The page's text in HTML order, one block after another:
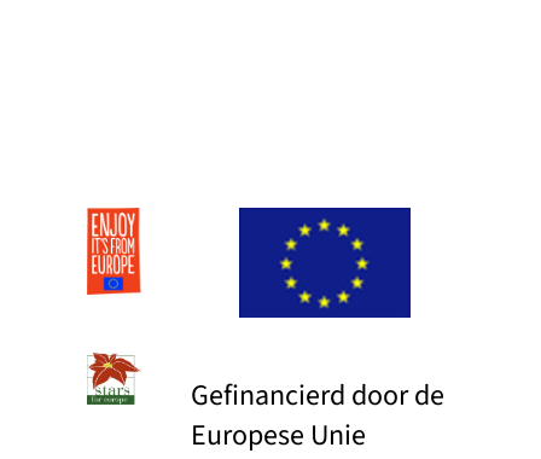
Gefinancierd door de
Europese Unie